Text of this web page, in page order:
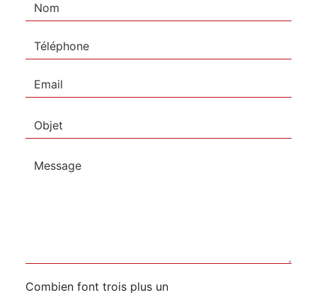
Combien font trois plus un